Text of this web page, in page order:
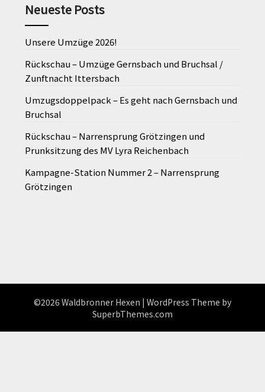
Neueste Posts
Unsere Umzüge 2026!
Rückschau – Umzüge Gernsbach und Bruchsal /
Zunftnacht Ittersbach
Umzugsdoppelpack – Es geht nach Gernsbach und
Bruchsal
Rückschau – Narrensprung Grötzingen und
Prunksitzung des MV Lyra Reichenbach
Kampagne-Station Nummer 2 – Narrensprung
Grötzingen
©2026 Waldbronner Hexen | WordPress Theme by
SuperbThemes.com